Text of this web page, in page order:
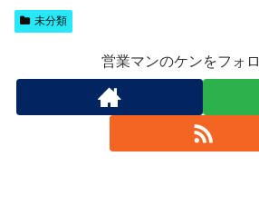
未分類
営業マンのケンをフォ